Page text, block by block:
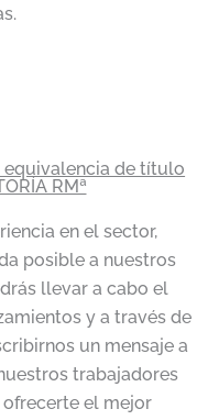
equivalencia de título
RMª
en el sector,
posible a nuestros
llevar a cabo el
y a través de
un mensaje a
trabajadores
el mejor